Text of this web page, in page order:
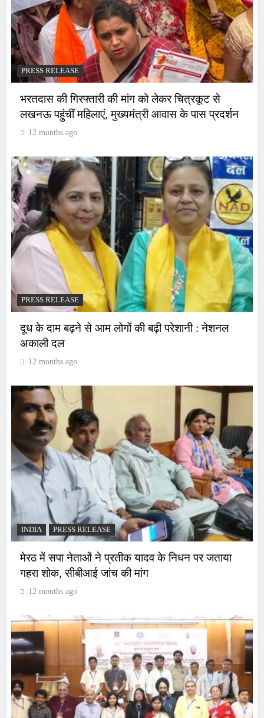
PRESS RELEASE
भरतदास की गिरफ्तारी की मांग को लेकर चित्रकूट से
लखनऊ पहुंचीं महिलाएं, मुख्यमंत्री आवास के पास प्रदर्शन
12 months ago
PRESS RELEASE
दूध के दाम बढ़ने से आम लोगों की बढ़ी परेशानी : नेशनल
अकाली दल
12 months ago
INDIA PRESS RELEASE
मेरठ में सपा नेताओं ने प्रतीक यादव के निधन पर जताया
गहरा शोक, सीबीआई जांच की मांग
12 months ago